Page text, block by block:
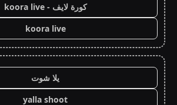
كورة لايف - koora live
koora live
يلا شوت
yalla shoot